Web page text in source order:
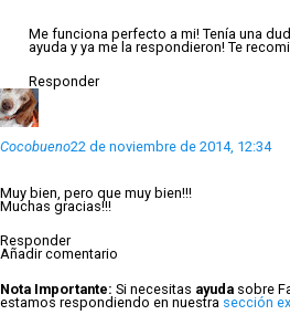
Me funciona perfecto a mi! Tenía una
ayuda y ya me la respondieron! Te
Responder
Cocobueno22 de noviembre de 2014, 12:34
Muy bien, pero que muy bien!!!
Muchas gracias!!!
Responder
Añadir comentario
Nota Importante: Si necesitas ayuda sobre
estamos respondiendo en nuestra sección